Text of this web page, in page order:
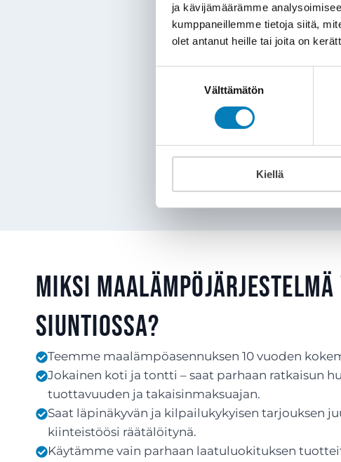
ja kävijämäärämme
kumppaneillemme tietoja siitä,
olet antanut heille tai joita on
Välttämätön
Kiellä
Suoran
maalämpöön ja
Vanhan
elinkaarensa päässä.
Jos maalämpökaivon
ilma-
Miksi
Siuntiossa?
Teemme maalämpöasennuksen 10 vuoden
Jokainen koti ja tontti – saat parhaan ratkaisun
tuottavuuden ja takaisinmaksuajan.
Saat läpinäkyvän ja kilpailukykyisen tarjouksen
kiinteistöösi räätälöitynä.
Käytämme vain parhaan laatuluokituksen